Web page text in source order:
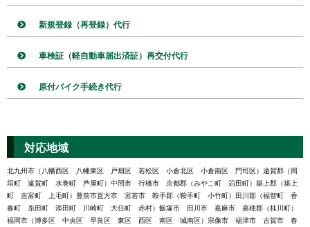
新規登録（再登録）代行
車検証（軽自動車届出済証）再交付代行
原付バイク手続き代行
対応地域
北九州市（八幡西区 八幡東区 戸畑区 若松区 小倉北区 小倉南区 門司区）遠賀郡（岡
垣町 遠賀町 水巻町 芦屋町）中間市 行橋市 京都郡（みやこ町 苅田町）築上郡（築上
町 吉富町 上毛町）豊前市直方市 宮若市 鞍手郡（鞍手町 小竹町）田川郡（福智町 香
春町 糸田町 添田町 川崎町 大任町 赤村）飯塚市 田川市 嘉麻市 嘉穂郡（桂川町）
福岡市（博多区 中央区 早良区 東区 西区 南区 城南区）宗像市 福津市 古賀市 春